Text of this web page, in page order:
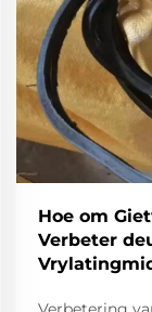
Hoe om
Verbeter